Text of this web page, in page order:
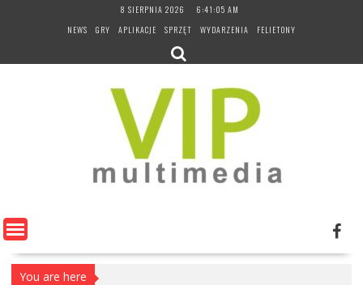
8 SIERPNIA 2026
6:41:06 AM
NEWS
GRY APLIKACJE SPRZĘT WYDARZENIA FELIETONY
You are here